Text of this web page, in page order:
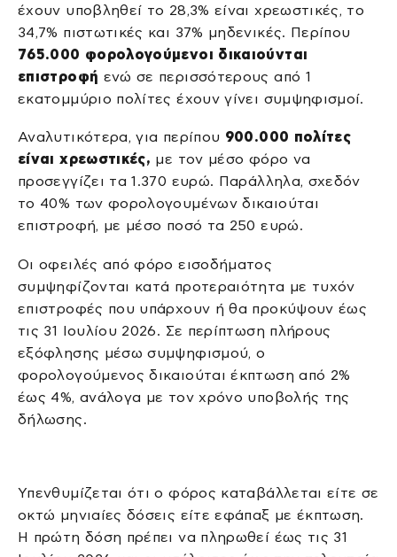
έχουν υποβληθεί το 28,3% είναι χρεωστικές, το
34,7% πιστωτικές και 37% μηδενικές. Περίπου
765.000 φορολογούμενοι δικαιούνται
επιστροφή ενώ σε περισσότερους από 1
εκατομμύριο πολίτες έχουν γίνει συμψηφισμοί.
Αναλυτικότερα, για περίπου 900.000 πολίτες
είναι χρεωστικές, με τον μέσο φόρο να
προσεγγίζει τα 1.370 ευρώ. Παράλληλα, σχεδόν
το 40% των φορολογουμένων δικαιούται
επιστροφή, με μέσο ποσό τα 250 ευρώ.
Οι οφειλές από φόρο εισοδήματος
συμψηφίζονται κατά προτεραιότητα με τυχόν
επιστροφές που υπάρχουν ή θα προκύψουν έως
τις 31 Ιουλίου 2026. Σε περίπτωση πλήρους
εξόφλησης μέσω συμψηφισμού, ο
φορολογούμενος δικαιούται έκπτωση από 2%
έως 4%, ανάλογα με τον χρόνο υποβολής της
δήλωσης.
Υπενθυμίζεται ότι ο φόρος καταβάλλεται είτε σε
οκτώ μηνιαίες δόσεις είτε εφάπαξ με έκπτωση.
Η πρώτη δόση πρέπει να πληρωθεί έως τις 31